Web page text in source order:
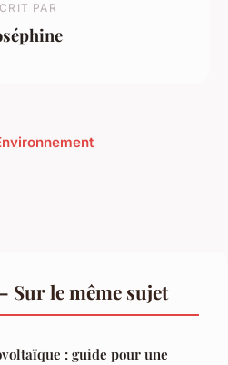
PAR
le même sujet
: guide pour une